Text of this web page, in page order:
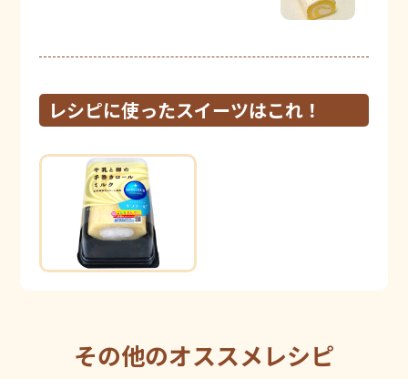
レシピに使ったスイーツはこれ！
その他のオススメレシピ